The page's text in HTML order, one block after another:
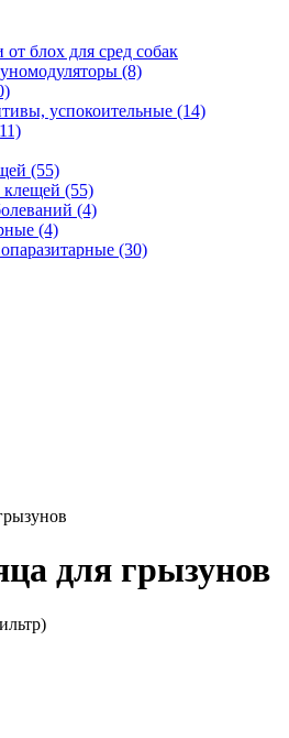
блох для сред собак
(8)
успокоительные (14)
(55)
(55)
(4)
(4)
(30)
для грызунов